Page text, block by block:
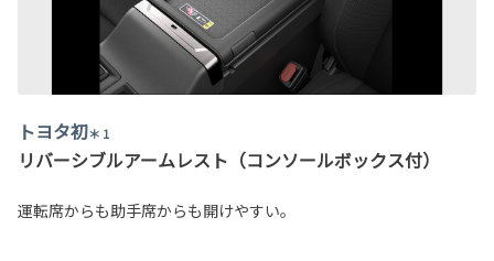
トヨタ初＊ 1
リバーシブルアームレスト（コンソールボックス付）
運転席からも助手席からも開けやすい。